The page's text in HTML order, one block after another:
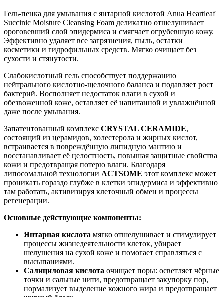
Гель-пенка для умывания с янтарной кислотой Anua Heartleaf
Succinic Moisture Cleansing Foam деликатно отшелушивает
ороговевший слой эпидермиса и смягчает огрубевшую кожу.
Эффективно удаляет все загрязнения, пыль, остатки
косметики и гидрофильных средств. Мягко очищает без
сухости и стянутости.
Слабокислотный гель способствует поддержанию
нейтрального кислотно-щелочного баланса и подавляет рост
бактерий. Восполняет недостаток влаги в сухой и
обезвоженной коже, оставляет её напитанной и увлажнённой
даже после умывания.
Запатентованный комплекс CRYSTAL CERAMIDE,
состоящий из церамидов, холестерола и жирных кислот,
встраивается в повреждённую липидную мантию и
восстанавливает её целостность, повышая защитные свойства
кожи и предотвращая потерю влаги. Благодаря
липосомальной технологии ACTSOME этот комплекс может
проникать гораздо глубже в клетки эпидермиса и эффективно
там работать, активизируя клеточный обмен и процессы
регенерации.
Основные действующие компоненты:
Янтарная кислота мягко отшелушивает и стимулирует
процессы жизнедеятельности клеток, убирает
шелушения на сухой коже и помогает справляться с
высыпаниями.
Салициловая кислота очищает поры: осветляет чёрные
точки и сальные нити, предотвращает закупорку пор,
нормализует выделение кожного жира и предотвращает